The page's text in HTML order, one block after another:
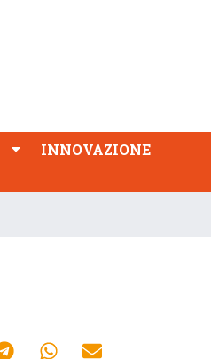
INNOVAZIONE